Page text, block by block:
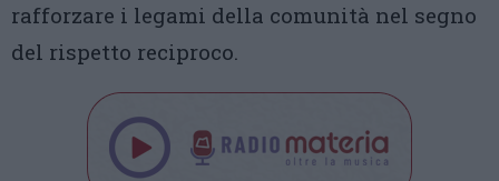
rafforzare i legami della comunità nel segno
del rispetto reciproco.